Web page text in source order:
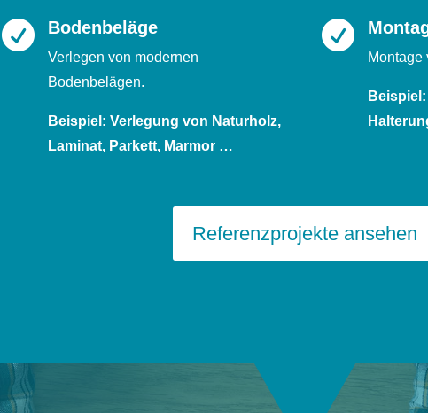
 Bodenbeläge
Verlegen von modernen
Bodenbelägen.
Beispiel: Verlegung von Naturholz,
Laminat, Parkett, Marmor …

Referenzprojekte ansehen